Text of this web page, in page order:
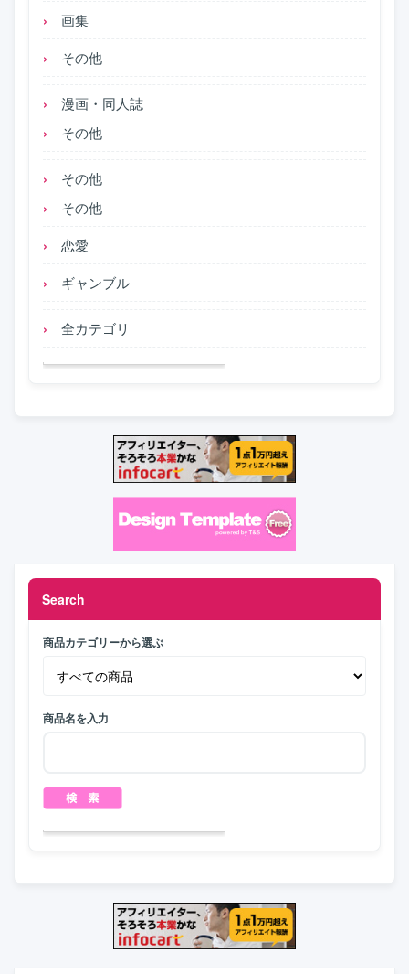
画集
その他
漫画・同人誌
その他
その他
その他
恋愛
ギャンブル
全カテゴリ
Search
商品カテゴリーから選ぶ
商品名を入力